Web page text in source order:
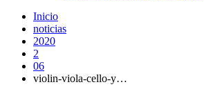
Inicio
noticias
2020
2
06
violin-viola-cello-y…